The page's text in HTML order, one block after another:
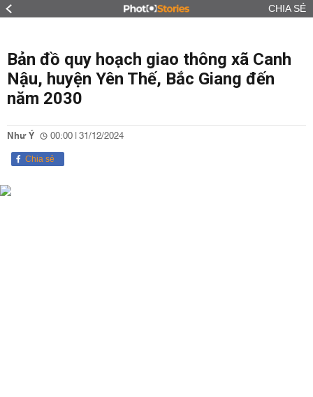
CHIA SẺ
Bản đồ quy hoạch giao thông xã Canh
Nậu, huyện Yên Thế, Bắc Giang đến
năm 2030
Như Ý 00:00 | 31/12/2024
Chia sẻ